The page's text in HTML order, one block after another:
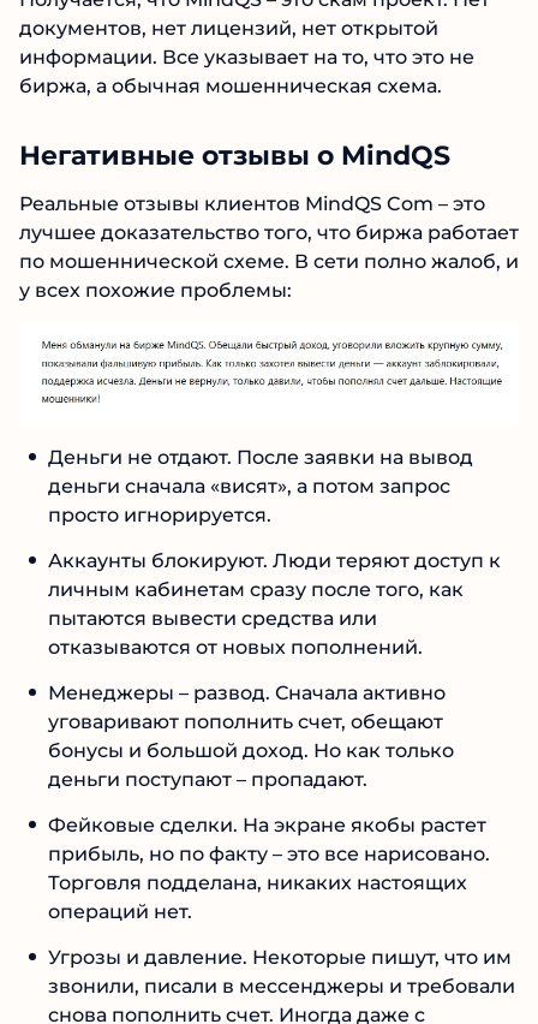
сервисы, видно, что сайт MindQS постоянно
меняет данные регистрации и использует
способы скрыть реальных владельцев. Так
делают только те, кому есть что скрывать.
Получается, что MindQS – это скам проект. Нет
документов, нет лицензий, нет открытой
информации. Все указывает на то, что это не
биржа, а обычная мошенническая схема.
Негативные отзывы о MindQS
Реальные отзывы клиентов MindQS Com – это
лучшее доказательство того, что биржа
работает по мошеннической схеме. В сети
Деньги не отдают. После заявки на вывод
деньги сначала «висят», а потом запрос
просто игнорируется.
Аккаунты блокируют. Люди теряют доступ
к личным кабинетам сразу после того, как
пытаются вывести средства или
отказываются от новых пополнений.
Менеджеры – развод. Сначала активно
уговаривают пополнить счет, обещают
бонусы и большой доход. Но как только
деньги поступают – пропадают.
Фейковые сделки. На экране якобы растет
прибыль, но по факту – это все нарисовано.
Samorph 4.9
Рекомендован экспертами Tehnoobzor
высокий ROI, честная статистика и сотни
Читать обзор